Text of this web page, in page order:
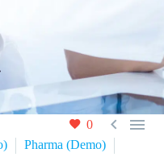
0  
Pharma (Demo)